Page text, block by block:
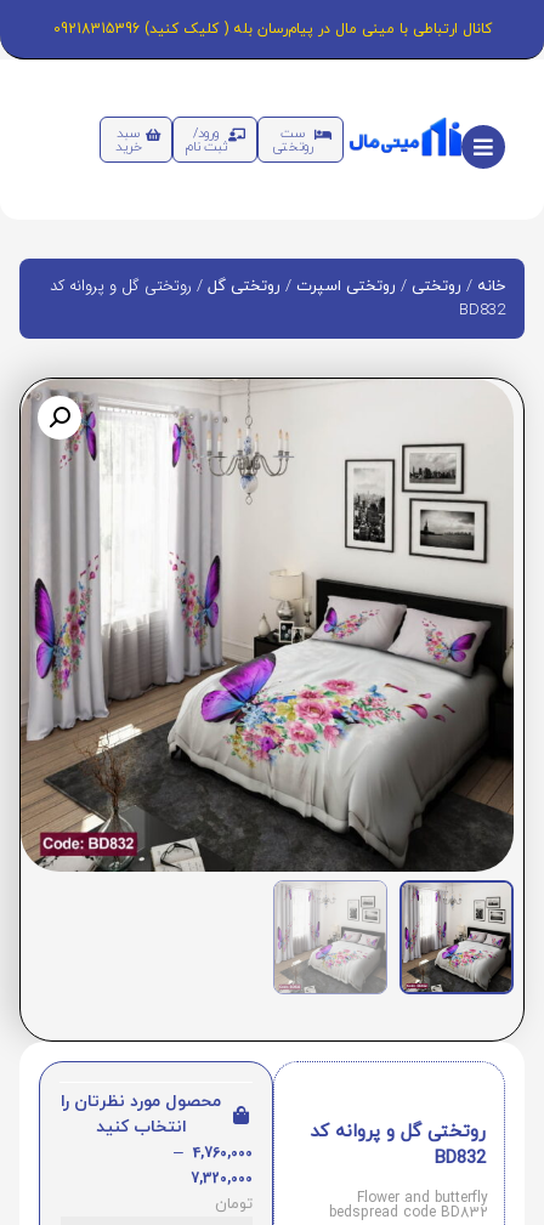
کانال ارتباطی با مینی مال در پیام‌رسان بله ( کلیک کنید) 09218315396
ست
روتختی
ورود/
ثبت نام
سبد
خرید
خانه / روتختی / روتختی اسپرت / روتختی گل / روتختی گل و پروانه کد
BD832
روتختی گل و پروانه کد
BD832
Flower and butterfly
bedspread code BD832
محصول مورد نظرتان را
انتخاب کنید
4,760,000
–
7,320,000
تومان